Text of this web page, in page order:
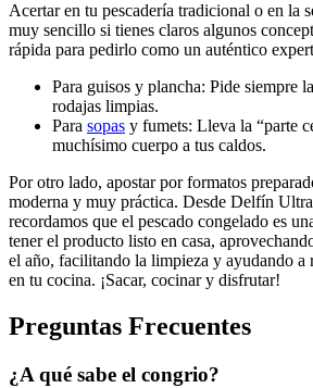
Acertar en tu pescadería tradicional o en la
muy sencillo si tienes claros algunos
rápida para pedirlo como un auténtico
Para guisos y plancha: Pide siempre
rodajas limpias.
Para sopas y fumets: Lleva la “parte
muchísimo cuerpo a tus caldos.
Por otro lado, apostar por formatos
moderna y muy práctica. Desde Delfín
recordamos que el pescado congelado es
tener el producto listo en casa,
el año, facilitando la limpieza y ayudando a
en tu cocina. ¡Sacar, cocinar y disfrutar!
Preguntas Frecuentes
¿A qué sabe el congrio?